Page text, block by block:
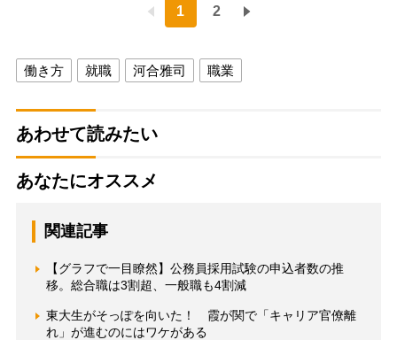
1 2
働き方 就職 河合雅司 職業
あわせて読みたい
あなたにオススメ
関連記事
【グラフで一目瞭然】公務員採用試験の申込者数の推
移。総合職は3割超、一般職も4割減
東大生がそっぽを向いた！ 霞が関で「キャリア官僚離
れ」が進むのにはワケがある